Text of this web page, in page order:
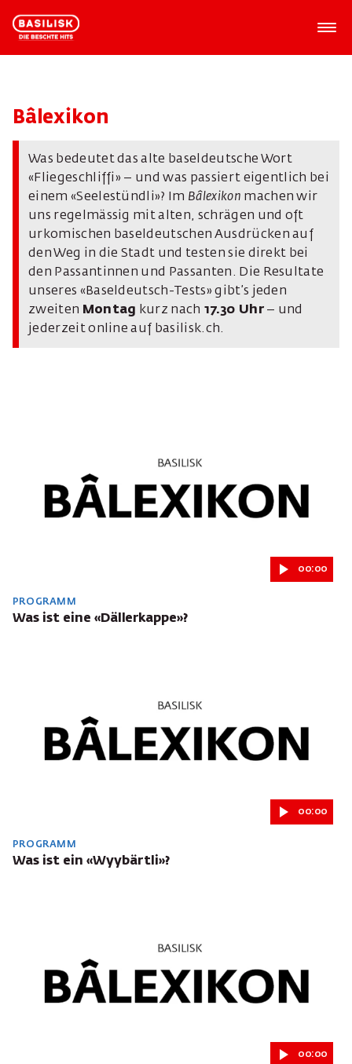
Bâlexikon
Was bedeutet das alte baseldeutsche Wort
«Fliegeschliffi» – und was passiert eigentlich bei
einem «Seelestündli»? Im Bâlexikon machen wir
uns regelmässig mit alten, schrägen und oft
urkomischen baseldeutschen Ausdrücken auf
den Weg in die Stadt und testen sie direkt bei
den Passantinnen und Passanten. Die Resultate
unseres «Baseldeutsch-Tests» gibt’s jeden
zweiten Montag kurz nach 17.30 Uhr– und
jederzeit online auf basilisk.ch.
00:00
PROGRAMM
Was ist eine «Dällerkappe»?
00:00
PROGRAMM
Was ist ein «Wyybärtli»?
00:00